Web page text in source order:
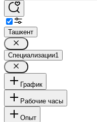
Ташкент
Специализации1
График
Рабочие часы
Опыт